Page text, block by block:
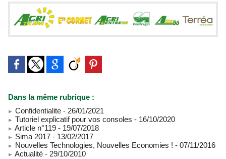
Dans la même rubrique :
Confidentialite - 26/01/2021
Tutoriel explicatif pour vos consoles - 16/10/2020
Article n°119 - 19/07/2018
Sima 2017 - 13/02/2017
Nouvelles Technologies, Nouvelles Economies ! - 07/11/2016
Actualité - 29/10/2010